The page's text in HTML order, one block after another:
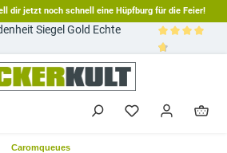
dir jetzt noch schnell eine Hüpfburg für die Feier!
Echte
Caromqueues